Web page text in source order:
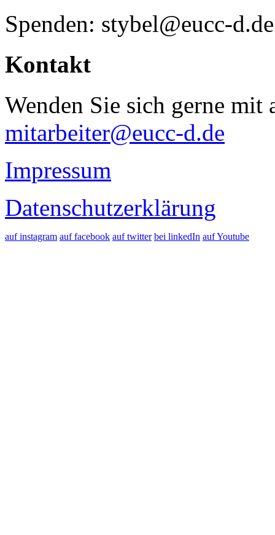
Spenden: stybel@eucc-d.de
Kontakt
Wenden Sie sich gerne mit
mitarbeiter@eucc-d.de
Impressum
Datenschutzerklärung
auf instagram auf facebook auf twitter bei linkedIn auf Youtube